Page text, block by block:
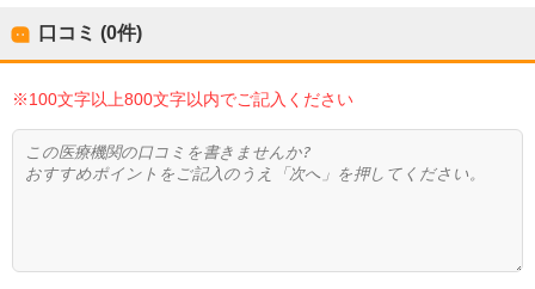
口コミ (0件)
※100文字以上800文字以内でご記入ください